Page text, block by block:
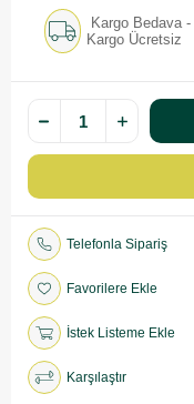
Kargo Bedava
Kargo Ücretsiz
Telefonla Sipariş
Favorilere Ekle
İstek Listeme Ekle
Karşılaştır